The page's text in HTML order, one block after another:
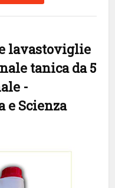
lavastoviglie
tanica da 5
-
e Scienza